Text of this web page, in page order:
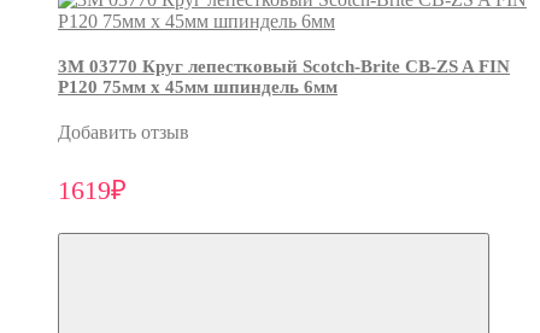
3М 03770 Круг лепестковый Scotch-Brite CB-ZS A FIN
P120 75мм х 45мм шпиндель 6мм
Добавить отзыв
1619₽